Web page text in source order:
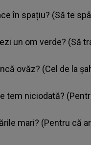
în spațiu? (Să te
un om verde? (Să
ovăz? (Cel de la
tem niciodată?
mari? (Pentru că